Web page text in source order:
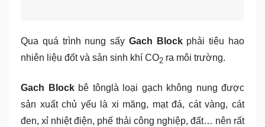
Qua quá trình nung sấy Gach Block phải tiêu hao
nhiên liệu đốt và sản sinh khí CO2 ra môi trường.
Gach Block bê tônglà loại gạch không nung được
sản xuất chủ yếu là xi măng, mạt đá, cát vàng, cát
đen, xỉ nhiệt điện, phế thải công nghiệp, đất… nên rất